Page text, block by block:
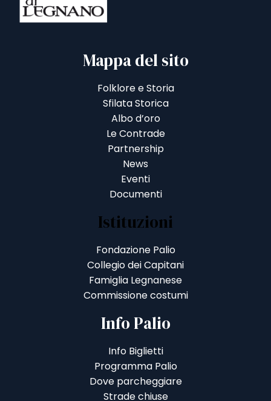
Mappa del sito
Folklore e Storia
Sfilata Storica
Albo d’oro
Le Contrade
Partnership
News
Eventi
Documenti
Istituzioni
Fondazione Palio
Collegio dei Capitani
Famiglia Legnanese
Commissione costumi
Info Palio
Info Biglietti
Programma Palio
Dove parcheggiare
Strade chiuse